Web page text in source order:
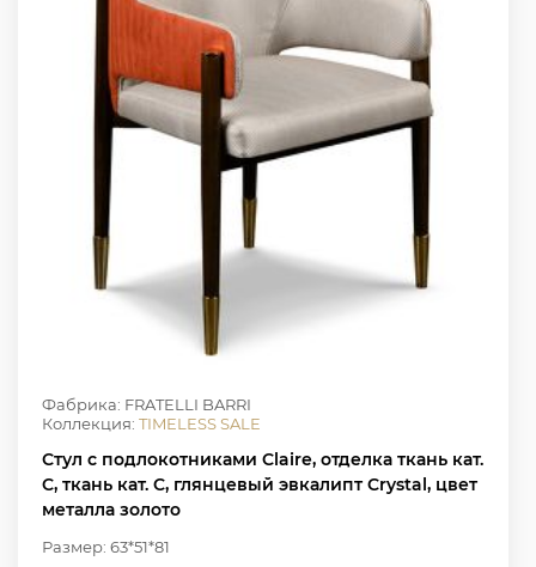
Фабрика: FRATELLI BARRI
Коллекция: TIMELESS SALE
Стул с подлокотниками Claire, отделка ткань кат.
C, ткань кат. C, глянцевый эвкалипт Crystal, цвет
металла золото
Размер: 63*51*81